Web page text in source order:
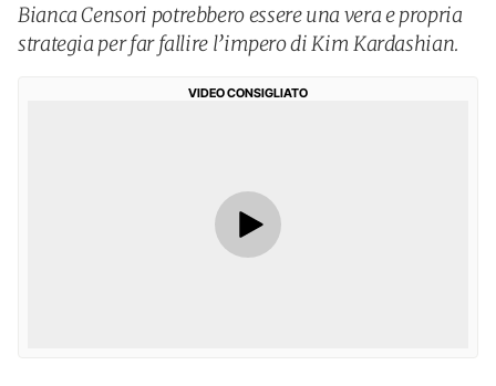
Bianca Censori potrebbero essere una vera e propria
strategia per far fallire l’impero di Kim Kardashian.
VIDEO CONSIGLIATO